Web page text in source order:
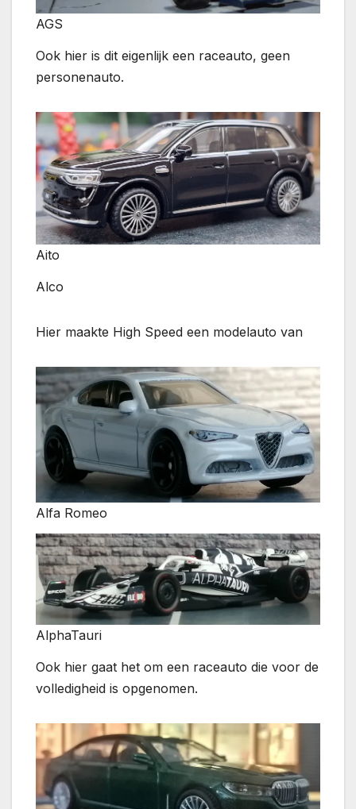
AGS
Ook hier is dit eigenlijk een raceauto, geen
personenauto.
Aito
Alco
Hier maakte High Speed een modelauto van
Alfa Romeo
AlphaTauri
Ook hier gaat het om een raceauto die voor de
volledigheid is opgenomen.